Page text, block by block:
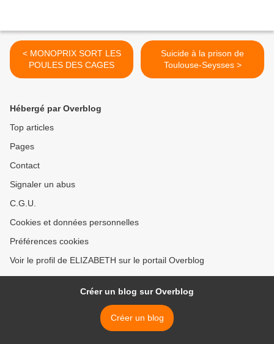
< MONOPRIX SORT LES
POULES DES CAGES
Suicide à la prison de
Toulouse-Seysses >
Hébergé par Overblog
Top articles
Pages
Contact
Signaler un abus
C.G.U.
Cookies et données personnelles
Préférences cookies
Voir le profil de ELIZABETH sur le portail Overblog
Créer un blog sur Overblog
Créer un blog